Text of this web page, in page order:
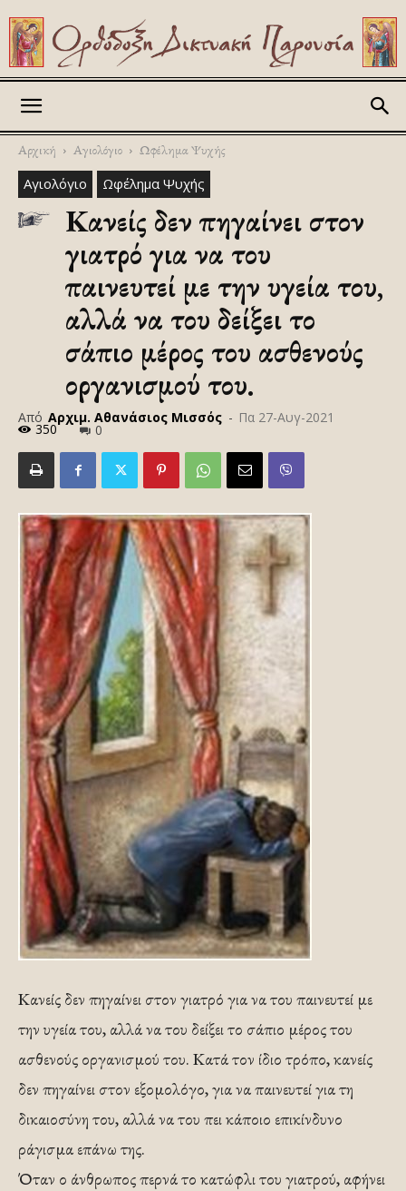
Αρχική Αγιολόγιο Ωφέλημα Ψυχής
Αγιολόγιο Ωφέλημα Ψυχής
Κανείς δεν πηγαίνει στον
γιατρό για να του
παινευτεί με την υγεία του,
αλλά να του δείξει το
σάπιο μέρος του ασθενούς
οργανισμού του.
Από Αρχιμ. Αθανάσιος Μισσός - Πα 27-Αυγ-2021
350 0
Κανείς δεν πηγαίνει στον γιατρό για να του παινευτεί με
την υγεία του, αλλά να του δείξει το σάπιο μέρος του
ασθενούς οργανισμού του. Κατά τον ίδιο τρόπο, κανείς
δεν πηγαίνει στον εξομολόγο, για να παινευτεί για τη
δικαιοσύνη του, αλλά να του πει κάποιο επικίνδυνο
ράγισμα επάνω της.
Όταν ο άνθρωπος περνά το κατώφλι του γιατρού, αφήνει